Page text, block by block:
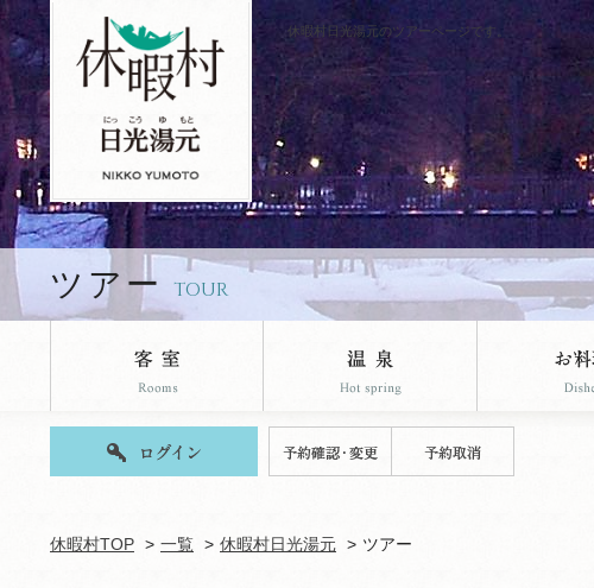
休暇村日光湯元のツアーページです。
ツアー TOUR
休暇村TOP 一覧 休暇村日光湯元 ツアー